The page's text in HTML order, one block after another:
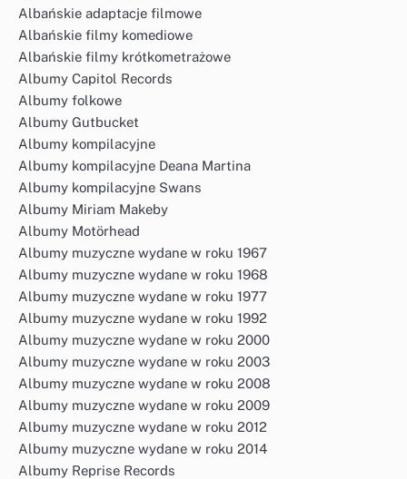
Albańskie adaptacje filmowe
Albańskie filmy komediowe
Albańskie filmy krótkometrażowe
Albumy Capitol Records
Albumy folkowe
Albumy Gutbucket
Albumy kompilacyjne
Albumy kompilacyjne Deana Martina
Albumy kompilacyjne Swans
Albumy Miriam Makeby
Albumy Motörhead
Albumy muzyczne wydane w roku 1967
Albumy muzyczne wydane w roku 1968
Albumy muzyczne wydane w roku 1977
Albumy muzyczne wydane w roku 1992
Albumy muzyczne wydane w roku 2000
Albumy muzyczne wydane w roku 2003
Albumy muzyczne wydane w roku 2008
Albumy muzyczne wydane w roku 2009
Albumy muzyczne wydane w roku 2012
Albumy muzyczne wydane w roku 2014
Albumy Reprise Records